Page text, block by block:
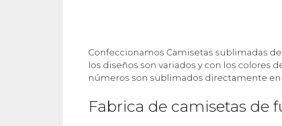
Confeccionamos Camisetas sublimadas
los diseños son variados y con los colores
números son sublimados directamente en
Fabrica de camisetas de